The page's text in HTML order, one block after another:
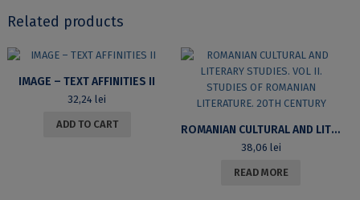
Related products
IMAGE – TEXT AFFINITIES II
32,24lei
ADD TO CART ROMANIAN CULTURAL AND LITERARY STUDIES. VOL II. STUDIES OF ROMANIAN LITERATURE. 20TH CENTURY
38,06 lei
READ MORE